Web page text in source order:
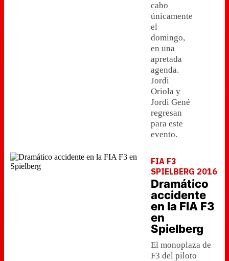
cabo
únicamente
el
domingo,
en una
apretada
agenda.
Jordi
Oriola y
Jordi Gené
regresan
para este
evento.
FIA F3
SPIELBERG 2016
Dramático
accidente
en la FIA F3
en
Spielberg
El monoplaza de
F3 del piloto